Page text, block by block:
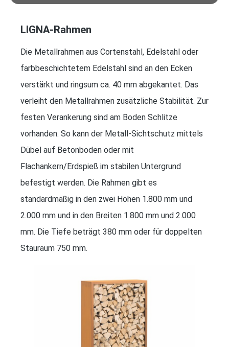
LIGNA-Rahmen
Die Metallrahmen aus Cortenstahl, Edelstahl oder
farbbeschichtetem Edelstahl sind an den Ecken
verstärkt und ringsum ca. 40 mm abgekantet. Das
verleiht den Metallrahmen zusätzliche Stabilität. Zur
festen Verankerung sind am Boden Schlitze
vorhanden. So kann der Metall-Sichtschutz mittels
Dübel auf Betonboden oder mit
Flachankern/Erdspieß im stabilen Untergrund
befestigt werden. Die Rahmen gibt es
standardmäßig in den zwei Höhen 1.800 mm und
2.000 mm und in den Breiten 1.800 mm und 2.000
mm. Die Tiefe beträgt 380 mm oder für doppelten
Stauraum 750 mm.